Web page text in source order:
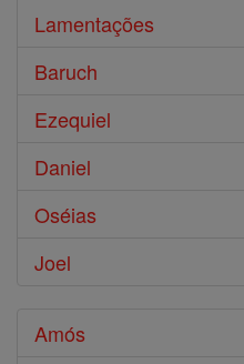
Lamentações
Baruch
Ezequiel
Daniel
Oséias
Joel
Amós